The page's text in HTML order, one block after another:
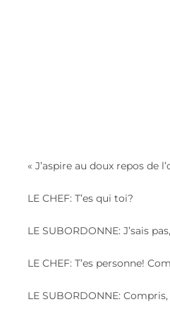
« J’aspire au doux repos de
LE CHEF: T’es qui toi?
LE SUBORDONNE: J’sais
LE CHEF: T’es personne!
LE SUBORDONNE: